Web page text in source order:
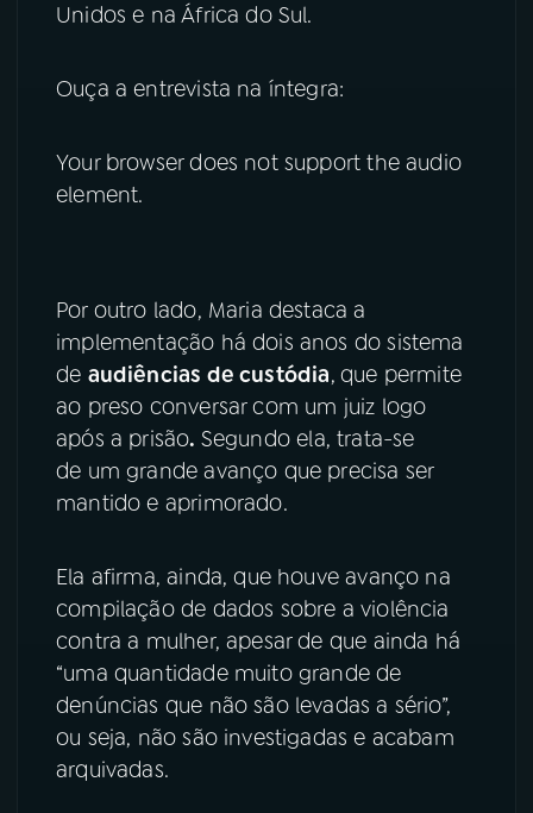
Unidos e na África do Sul.
Ouça a entrevista na íntegra:
Your browser does not support the audio
element.
Por outro lado, Maria destaca a
implementação há dois anos do sistema
de audiências de custódia, que permite
ao preso conversar com um juiz logo
após a prisão. Segundo ela, trata-se
de um grande avanço que precisa ser
mantido e aprimorado.
Ela afirma, ainda, que houve avanço na
compilação de dados sobre a violência
contra a mulher, apesar de que ainda há
“uma quantidade muito grande de
denúncias que não são levadas a sério”,
ou seja, não são investigadas e acabam
arquivadas.